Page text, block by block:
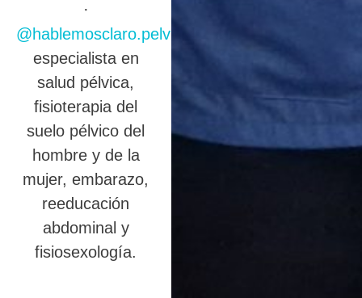
·
@hablemosclaro.pelvic
),
especialista en
salud pélvica,
fisioterapia del
suelo pélvico del
hombre y de la
mujer, embarazo,
reeducación
abdominal y
fisiosexología.